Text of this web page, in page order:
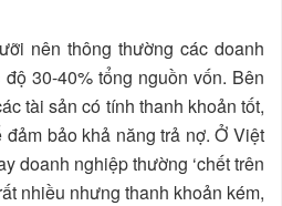
nên thông thường các doanh
30-40% tổng nguồn vốn. Bên
tài sản có tính thanh khoản tốt,
bảo khả năng trả nợ. Ở Việt
doanh nghiệp thường ‘chết trên
nhiều nhưng thanh khoản kém,